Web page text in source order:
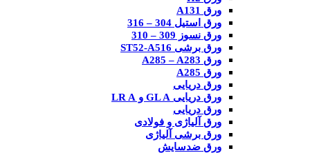
ورق A131
ورق استیل 304 – 316
ورق نسوز 309 – 310
ورق برشی ST52-A516
ورق A285 – A283
ورق A285
ورق دریایی
ورق دریایی GL A و LR A
ورق دریایی
ورق آلیاژی و فولادی
ورق برشی آلیاژی
ورق ضدسایش